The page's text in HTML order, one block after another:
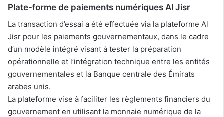
Plate-forme de paiements numériques Al Jisr
La transaction d’essai a été effectuée via la plateforme Al
Jisr pour les paiements gouvernementaux, dans le cadre
d’un modèle intégré visant à tester la préparation
opérationnelle et l’intégration technique entre les entités
gouvernementales et la Banque centrale des Émirats
arabes unis.
La plateforme vise à faciliter les règlements financiers du
gouvernement en utilisant la monnaie numérique de la